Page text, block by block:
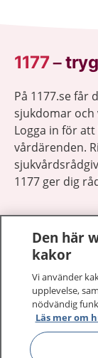
1177–
På 1177.se får
sjukdomar och
Logga in för
vårdärenden.
1177 ger dig
1177 på flera
Om 1177
Kontakt
Den här
kakor
Vi använder
upplevelse,
nödvändig
Läs mer om